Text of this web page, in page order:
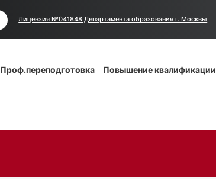
Лицензия №041848 Департамента образования г. Москвы
Проф.переподготовка Повышение квалификации